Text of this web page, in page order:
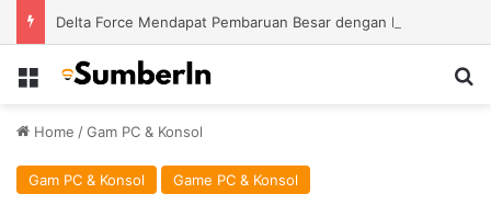
Menu
Home /Gam PC & Konsol
Gam PC & Konsol Game PC & Konsol